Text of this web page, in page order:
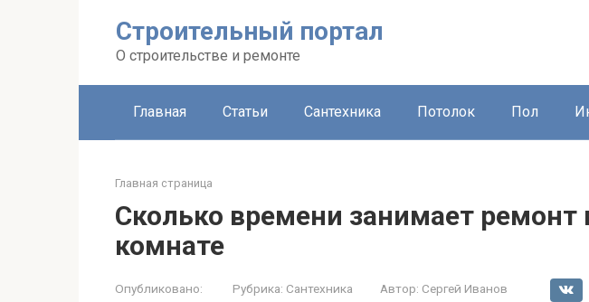
Строительный портал
О строительстве и ремонте
Главная Статьи Сантехника Потолок Пол
Главная страница
Сколько времени занимает ремонт
комнате
Опубликовано: Рубрика: Сантехника Автор: Сергей Иванов